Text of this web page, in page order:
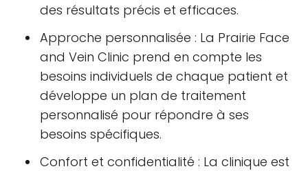
des résultats précis et efficaces.
Approche personnalisée : La Prairie Face
and Vein Clinic prend en compte les
besoins individuels de chaque patient et
développe un plan de traitement
personnalisé pour répondre à ses
besoins spécifiques.
Confort et confidentialité : La clinique est